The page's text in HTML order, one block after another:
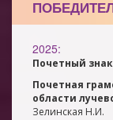
2025:
Почетный
Почетная
области
Зелинская Н.И.